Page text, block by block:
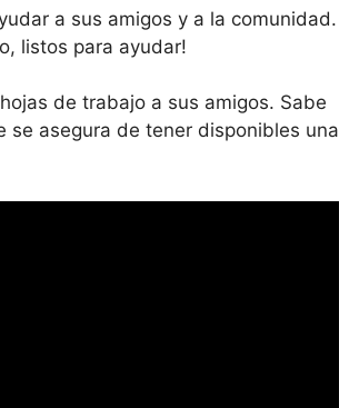
a sus amigos y a la comunidad.
listos para ayudar!
de trabajo a sus amigos. Sabe
se asegura de tener disponibles una